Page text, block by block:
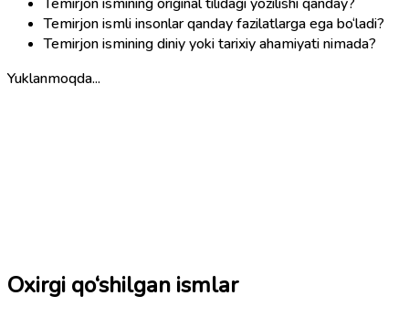
Temirjon ismli insonlar qanday fazilatlarga ega bo‘ladi?
Temirjon ismining diniy yoki tarixiy ahamiyati nimada?
Yuklanmoqda...
Oxirgi qo‘shilgan ismlar